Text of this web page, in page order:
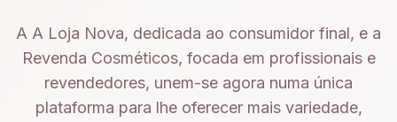
A A Loja Nova, dedicada ao consumidor final, e a
Revenda Cosméticos, focada em profissionais e
revendedores, unem-se agora numa única
plataforma para lhe oferecer mais variedade,